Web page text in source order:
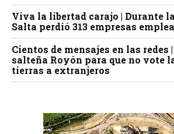
Viva la libertad carajo | Durante
Salta perdió 313 empresas
Cientos de mensajes en las redes
salteña Royón para que no vote
tierras a extranjeros